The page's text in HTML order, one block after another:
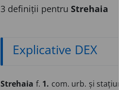
3 definiții pentru Strehaia
Explicative DEX
Strehaia f. 1. com. urb. și stațiune